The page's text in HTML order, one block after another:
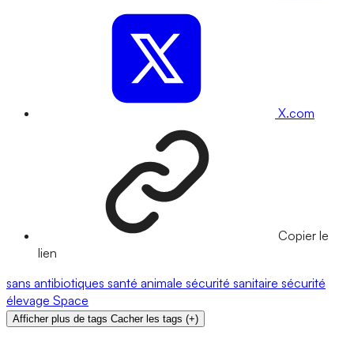
X.com
Copier le
lien
sans antibiotiques santé animale sécurité sanitaire sécurité
élevage Space
Afficher plus de tags Cacher les tags (+)